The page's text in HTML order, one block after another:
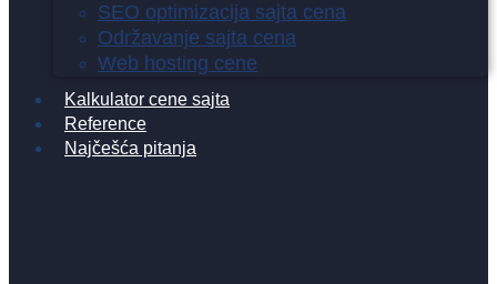
SEO optimizacija sajta cena
Održavanje sajta cena
Web hosting cene
Kalkulator cene sajta
Reference
Najčešća pitanja